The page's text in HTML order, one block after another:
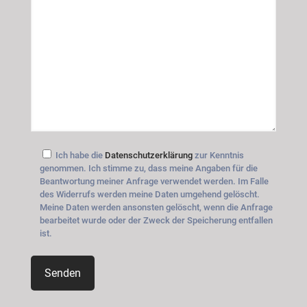
Ich habe die Datenschutzerklärung zur Kenntnis
genommen. Ich stimme zu, dass meine Angaben für die
Beantwortung meiner Anfrage verwendet werden. Im Falle
des Widerrufs werden meine Daten umgehend gelöscht.
Meine Daten werden ansonsten gelöscht, wenn die Anfrage
bearbeitet wurde oder der Zweck der Speicherung entfallen
ist.